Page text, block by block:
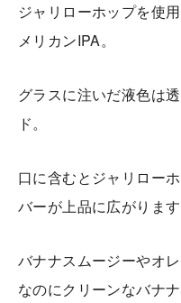
ジャリローホップを使
メリカンIPA。
グラスに注いだ液色は
ド。
口に含むとジャリロー
バーが上品に広がります
バナナスムージーやオ
なのにクリーンなバナ